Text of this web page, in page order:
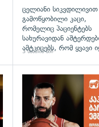
ცელიანი სიკვდილივით
გამოწყობილი კაცი,
რომელიც პაციენტებს
სახურავიდან
ამტკიცებს, რომ ყვავი
3 საათის წინ